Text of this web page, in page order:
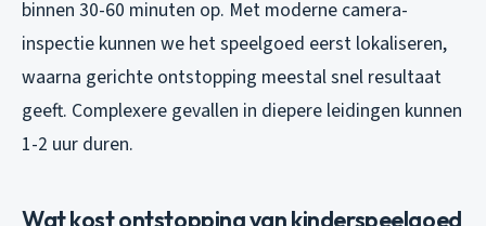
binnen 30-60 minuten op. Met moderne camera-
inspectie kunnen we het speelgoed eerst lokaliseren,
waarna gerichte ontstopping meestal snel resultaat
geeft. Complexere gevallen in diepere leidingen kunnen
1-2 uur duren.
Wat kost ontstopping van kinderspeelgoed